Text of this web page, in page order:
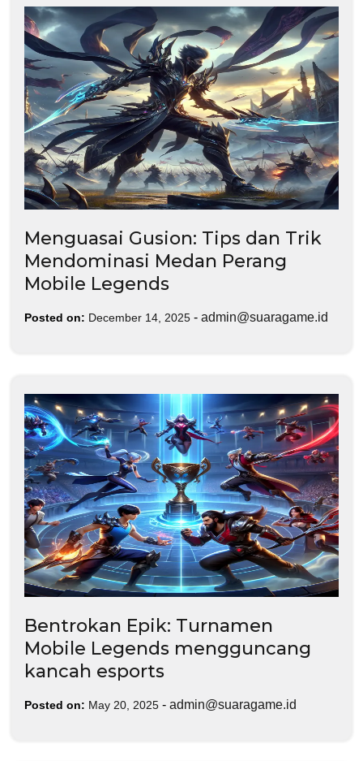
Menguasai Gusion: Tips dan Trik
Mendominasi Medan Perang
Mobile Legends
Posted on: December 14, 2025 - admin@suaragame.id
Bentrokan Epik: Turnamen
Mobile Legends mengguncang
kancah esports
Posted on: May 20, 2025 - admin@suaragame.id